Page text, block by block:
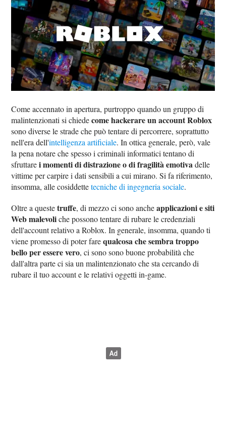
Come accennato in apertura, purtroppo quando un gruppo di
malintenzionati si chiedecome hackerare un account Roblox
sono diverse le strade che può tentare di percorrere, soprattutto
nell'era dell'intelligenza artificiale. In ottica generale, però, vale
la pena notare che spesso i criminali informatici tentano di
sfruttarei momenti di distrazione o di fragilità emotivadelle
vittime per carpire i dati sensibili a cui mirano. Si fa riferimento,
insomma, alle cosiddettetecniche di ingegneria sociale.
Oltre a questetruffe, di mezzo ci sono ancheapplicazioni e siti
Web malevoliche possono tentare di rubare le credenziali
dell'account relativo a Roblox. In generale, insomma, quando ti
viene promesso di poter farequalcosa che sembra troppo
bello per essere vero, ci sono sono buone probabilità che
dall'altra parte ci sia un malintenzionato che sta cercando di
rubare il tuo account e le relativi oggetti in-game.